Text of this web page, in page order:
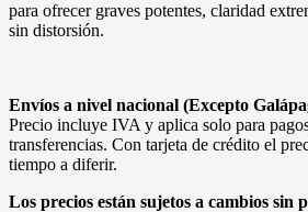
para ofrecer graves potentes, claridad
sin distorsión.
Envíos a nivel nacional (Excepto
Precio incluye IVA y aplica solo para
transferencias. Con tarjeta de crédito el
tiempo a diferir.
Los precios están sujetos a cambios sin